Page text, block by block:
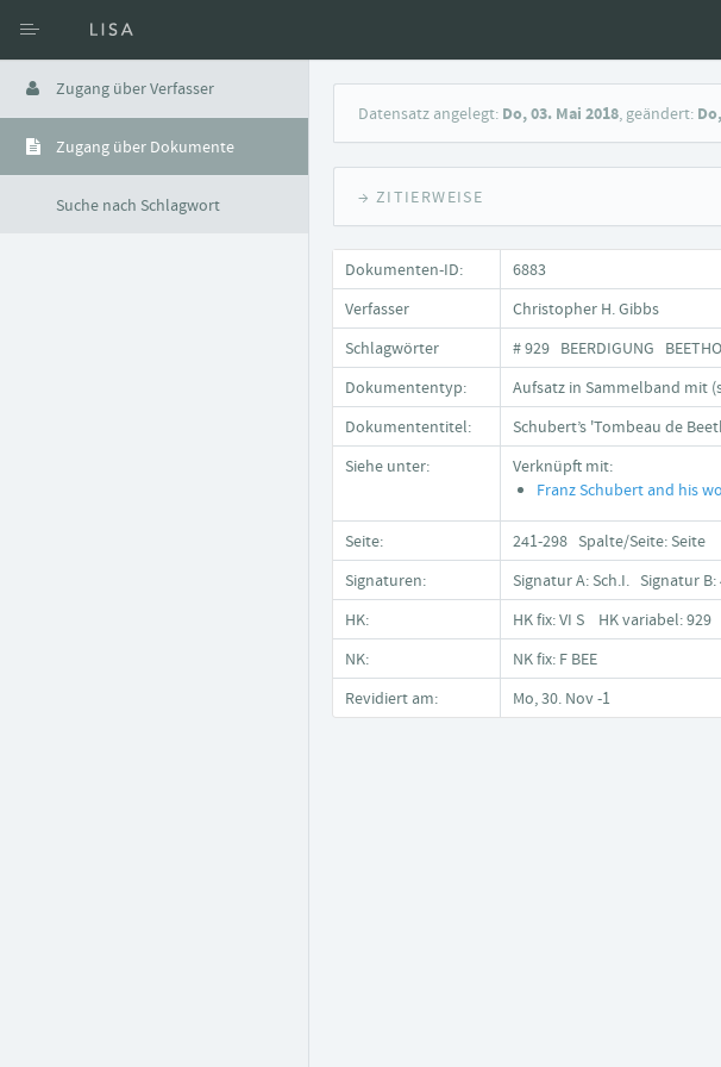
Zugang über Verfasser
Zugang über Dokumente
Suche nach Schlagwort
Datensatz angelegt: Do, 03. Mai 2018, geändert:
→ ZITIERWEISE
Dokumenten-ID:
6883
Verfasser
Christopher H. Gibbs
Schlagwörter
# 929 BEERDIGUNG
Dokumententyp:
Aufsatz in Sammelband mit
Dokumententitel:
Schubert’s 'Tombeau de
Siehe unter:
Verknüpft mit:
Franz Schubert and his
Seite:
241-298 Spalte/Seite: Seite
Signaturen:
Signatur A: Sch.I. Signatur
HK:
HK fix: VI S HK variabel: 929
NK:
NK fix: F BEE
Revidiert am:
Mo, 30. Nov -1